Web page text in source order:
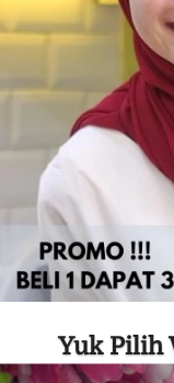
Yuk Pilih